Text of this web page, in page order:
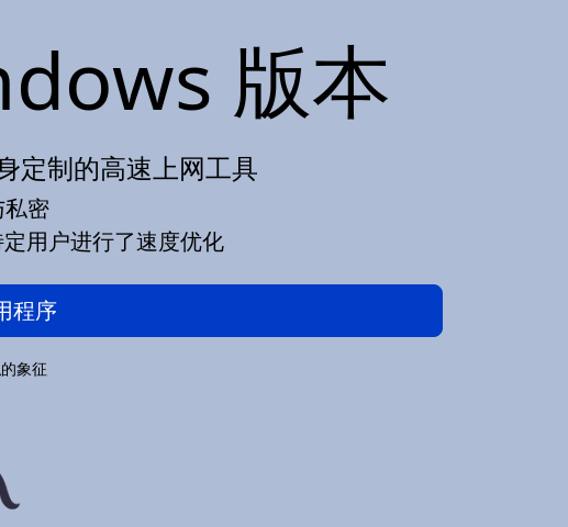
版本
定制的高速上网工具
密
用户进行了速度优化
程序
象征